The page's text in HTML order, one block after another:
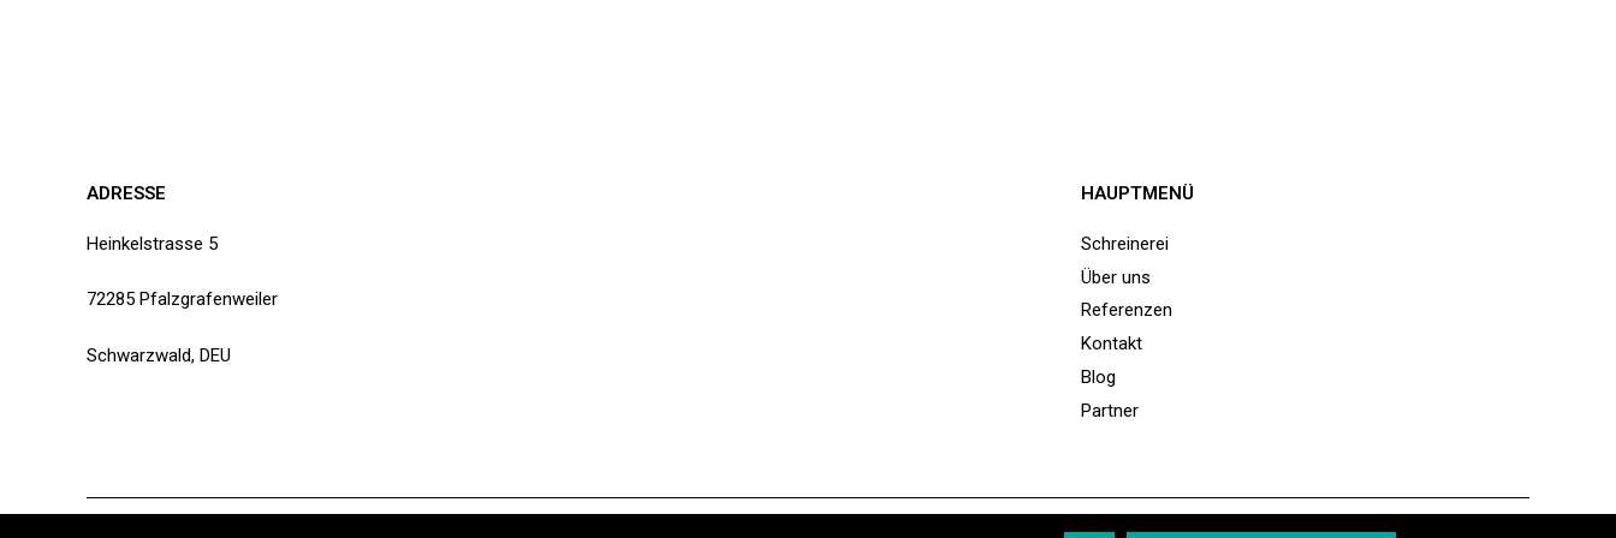
ADRESSE
Heinkelstrasse 5
72285 Pfalzgrafenweiler
Schwarzwald, DEU
HAUPTMENÜ
Schreinerei
Über uns
Referenzen
Kontakt
Blog
Partner